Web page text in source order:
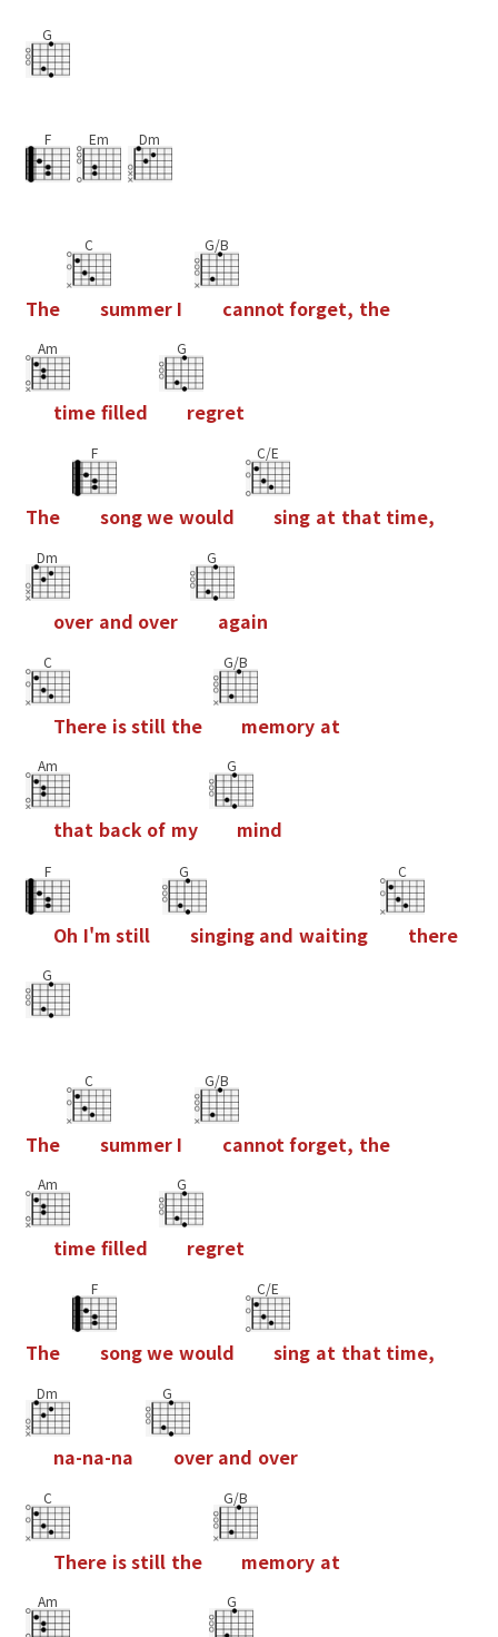
G
F Em Dm
The
C
summer I
G/B
cannot forget, the
Am
time flled
G
regret
The
F
songwe would
C/E
sing at that time,
Dm
over and over
G
again
C
There isstill the
G/B
memory at
Am
that back of my
G
mind
F
Oh I'm still
G
singing and waiting
C
there
G
The
C
summer I
G/B
cannot forget, the
Am
time flled
G
regret
The
F
songwe would
C/E
sing at that time,
Dm
na-na-na
G
over and over
C
There isstill the
G/B
memory at
Am G